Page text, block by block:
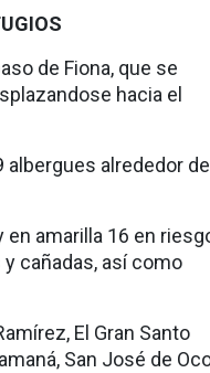
de Fiona, que se
hacia el
alrededor del
en amarilla 16 en
cañadas, así como
El Gran Santo
San José de